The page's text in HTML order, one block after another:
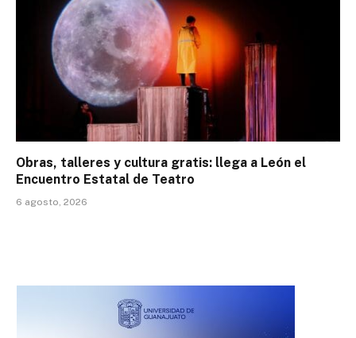
Obras, talleres y cultura gratis: llega a León el
Encuentro Estatal de Teatro
6 agosto, 2026